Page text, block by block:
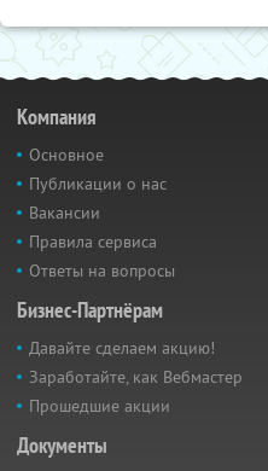
Компания
Основное
Публикации о нас
Вакансии
Правила сервиса
Ответы на вопросы
Бизнес-Партнёрам
Давайте сделаем акцию!
Заработайте, как Вебмастер
Прошедшие акции
Документы